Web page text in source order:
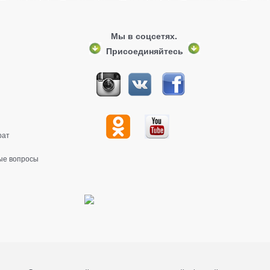
вопросы
Мы в соцсетях.
Присоединяйтесь